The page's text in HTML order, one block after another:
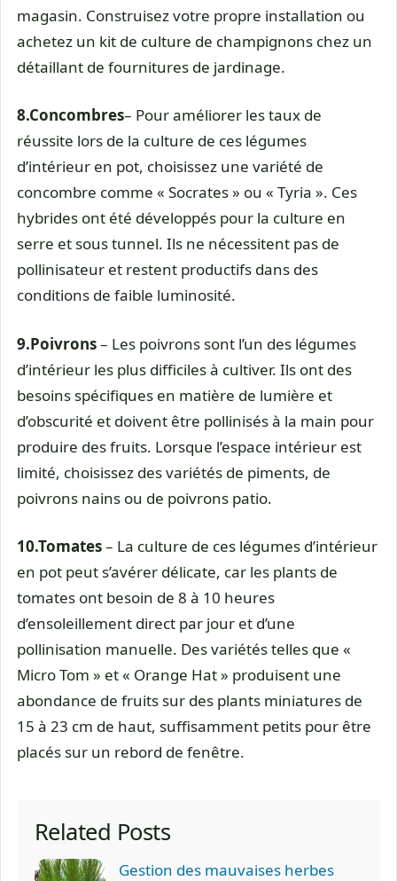
magasin. Construisez votre propre installation ou
achetez un kit de culture de champignons chez un
détaillant de fournitures de jardinage.
8.Concombres– Pour améliorer les taux de
réussite lors de la culture de ces légumes
d’intérieur en pot, choisissez une variété de
concombre comme « Socrates » ou « Tyria ». Ces
hybrides ont été développés pour la culture en
serre et sous tunnel. Ils ne nécessitent pas de
pollinisateur et restent productifs dans des
conditions de faible luminosité.
9.Poivrons– Les poivrons sont l’un des légumes
d’intérieur les plus difficiles à cultiver. Ils ont des
besoins spécifiques en matière de lumière et
d’obscurité et doivent être pollinisés à la main pour
produire des fruits. Lorsque l’espace intérieur est
limité, choisissez des variétés de piments, de
poivrons nains ou de poivrons patio.
10.Tomates– La culture de ces légumes d’intérieur
en pot peut s’avérer délicate, car les plants de
tomates ont besoin de 8 à 10 heures
d’ensoleillement direct par jour et d’une
pollinisation manuelle. Des variétés telles que «
Micro Tom » et « Orange Hat » produisent une
abondance de fruits sur des plants miniatures de
15 à 23 cm de haut, suffisamment petits pour être
placés sur un rebord de fenêtre.
Related Posts
Gestion des mauvaises herbes